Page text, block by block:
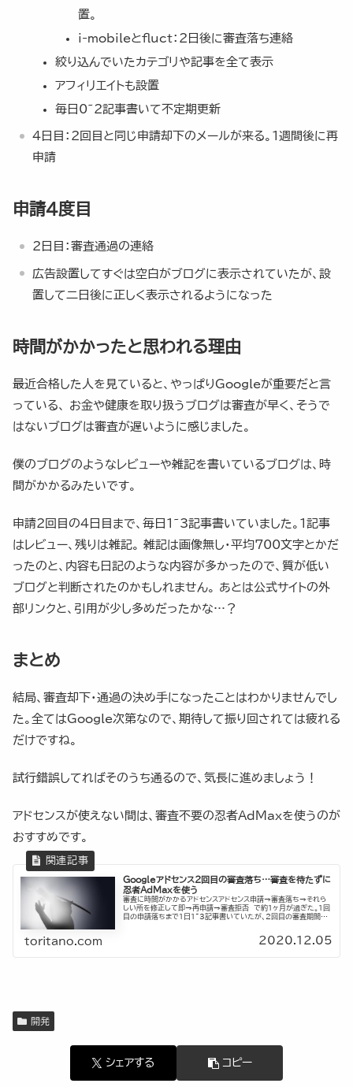
置。
i-mobileとfluct：2日後に審査落ち連絡
絞り込んでいたカテゴリや記事を全て表示
アフィリエイトも設置
毎日0~2記事書いて不定期更新
4日目：2回目と同じ申請却下のメールが来る。1週間後に再
申請
申請4度目
2日目：審査通過の連絡
広告設置してすぐは空白がブログに表示されていたが、設
置して二日後に正しく表示されるようになった
時間がかかったと思われる理由
最近合格した人を見ていると、やっぱりGoogleが重要だと言
っている、 お金や健康を取り扱うブログは審査が早く、そうで
はないブログは審査が遅いように感じました。
僕のブログのようなレビューや雑記を書いているブログは、時
間がかかるみたいです。
申請2回目の4日目まで、毎日1~3記事書いていました。1記事
はレビュー、残りは雑記。 雑記は画像無し・平均700文字とかだ
ったのと、内容も日記のような内容が多かったので、質が低い
ブログと判断されたのかもしれません。 あとは公式サイトの外
部リンクと、引用が少し多めだったかな…？
まとめ
結局、審査却下・通過の決め手になったことはわかりませんでし
た。全てはGoogle次第なので、期待して振り回されては疲れる
だけですね。
試行錯誤してればそのうち通るので、気長に進めましょう！
アドセンスが使えない間は、審査不要の忍者AdMaxを使うのが
おすすめです。
Googleアドセンス2回目の審査落ち…審査を待たずに
忍者AdMaxを使う
審査に時間がかかるアドセンスアドセンス申請→審査落ち→それら
しい所を修正して即→再申請→審査拒否 で約1ヶ月が過ぎた。1回
目の申請落ちまで1日1~3記事書いていたが、2回目の審査期間で
toritano.com 2020.12.05
開発
シェアする コピー